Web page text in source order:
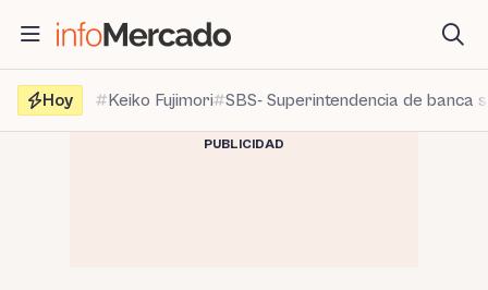
contenido
Hoy
Keiko Fujimori SBS- Superintendencia de banca
PUBLICIDAD